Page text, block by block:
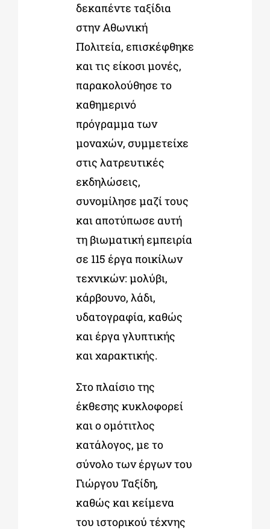
δεκαπέντε ταξίδια
στην Αθωνική
Πολιτεία, επισκέφθηκε
και τις είκοσι μονές,
παρακολούθησε το
καθημερινό
πρόγραμμα των
μοναχών, συμμετείχε
στις λατρευτικές
εκδηλώσεις,
συνομίλησε μαζί τους
και αποτύπωσε αυτή
τη βιωματική εμπειρία
σε 115 έργα ποικίλων
τεχνικών: μολύβι,
κάρβουνο, λάδι,
υδατογραφία, καθώς
και έργα γλυπτικής
και χαρακτικής.
Στο πλαίσιο της
έκθεσης κυκλοφορεί
και ο ομότιτλος
κατάλογος, με το
σύνολο των έργων του
Γιώργου Ταξίδη,
καθώς και κείμενα
του ιστορικού τέχνης